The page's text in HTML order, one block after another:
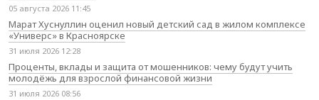
05 августа 2026 11:45
Марат Хуснуллин оценил новый детский сад в жилом комплексе
«Универс» в Красноярске
31 июля 2026 12:28
Проценты, вклады и защита от мошенников: чему будут учить
молодёжь для взрослой финансовой жизни
31 июля 2026 08:56